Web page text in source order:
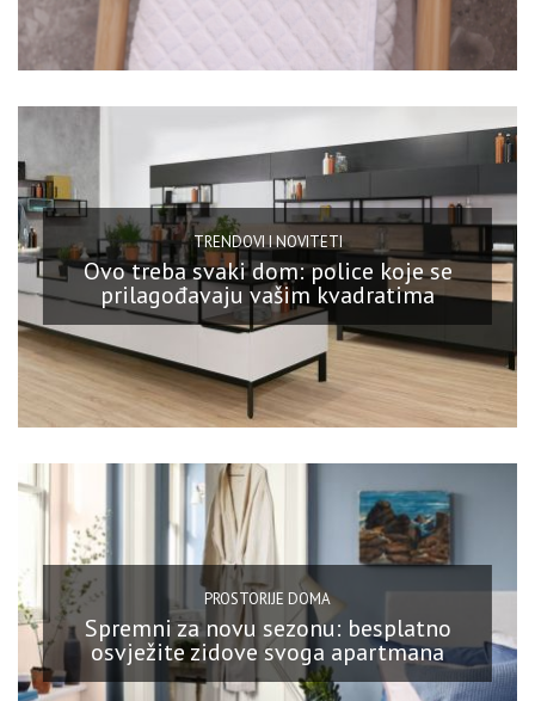
TRENDOVI I NOVITETI
Ovo treba svaki dom: police koje se
prilagođavaju vašim kvadratima
PROSTORIJE DOMA
Spremni za novu sezonu: besplatno
osvježite zidove svoga apartmana